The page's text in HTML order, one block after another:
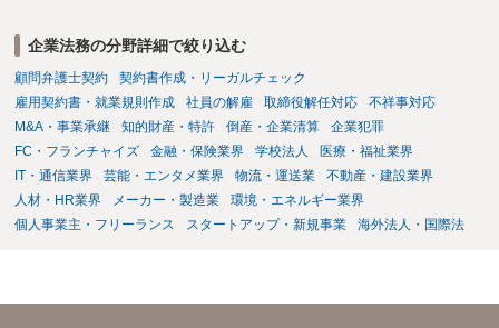
企業法務の分野詳細で絞り込む
顧問弁護士契約
契約書作成・リーガルチェック
雇用契約書・就業規則作成
社員の解雇 取締役解任対応
不祥事対応
M&A・事業承継
知的財産・特許 倒産・企業清算
企業犯罪
FC・フランチャイズ
金融・保険業界 学校法人
医療・福祉業界
IT・通信業界
芸能・エンタメ業界 物流・運送業
不動産・建設業界
人材・HR業界
メーカー・製造業
環境・エネルギー業界
個人事業主・フリーランス
スタートアップ・新規事業 海外法人・国際法